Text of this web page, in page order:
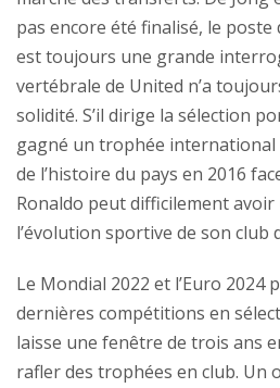
pas encore été finalisé, le
est toujours une grande
vertébrale de United n’a
solidité. S’il dirige la sélection
gagné un trophée
de l’histoire du pays en 2016
Ronaldo peut difficilement
l’évolution sportive de son club
Le Mondial 2022 et l’Euro 2024
dernières compétitions en
laisse une fenêtre de trois ans
rafler des trophées en club. Un